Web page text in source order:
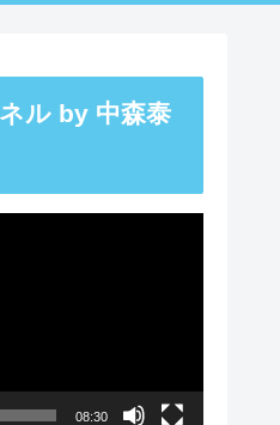
ル by 中森泰
08:30